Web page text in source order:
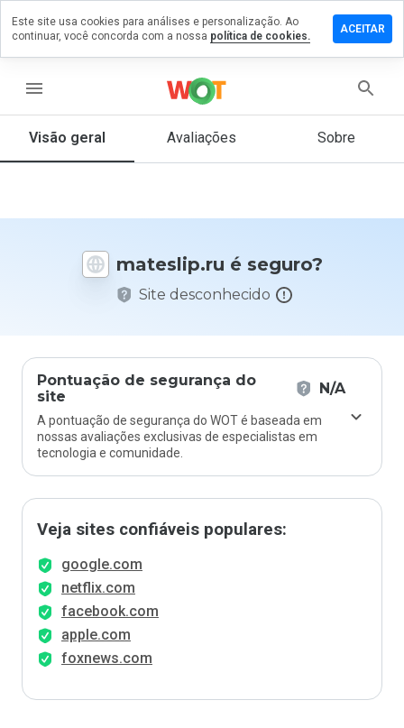
menu
Visão geral Avaliações Sobre
mateslip.ru é seguro?
Site desconhecido
Pontuação de segurança do
site
N/A
A pontuação de segurança do WOT é baseada em
nossas avaliações exclusivas de especialistas em
tecnologia e comunidade.
Veja sites confiáveis populares:
google.com
netflix.com
facebook.com
apple.com
foxnews.com
um
que
Este site usa cookies para análises e personalização. Ao
continuar, você concorda com a nossa política de cookies.
ACEITAR